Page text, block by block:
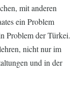
mit anderen
ein Problem
Problem der Türkei.
nicht nur im
und in der